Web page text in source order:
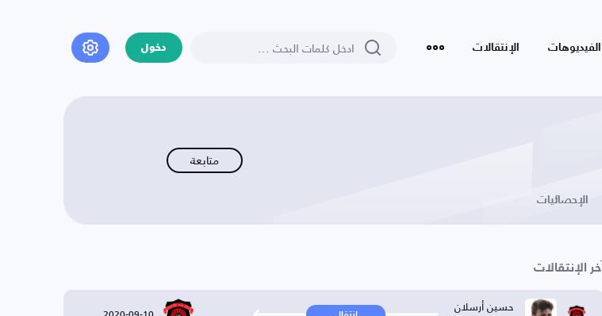
الفيديوهات الإنتقالات دخول
متابعة
الإحصائيات
آخر الإنتقالات
حسين أرسلان